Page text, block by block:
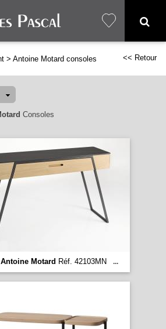
> Antoine Motard consoles << Retour
Consoles
Antoine Motard Réf. 42103MN ...